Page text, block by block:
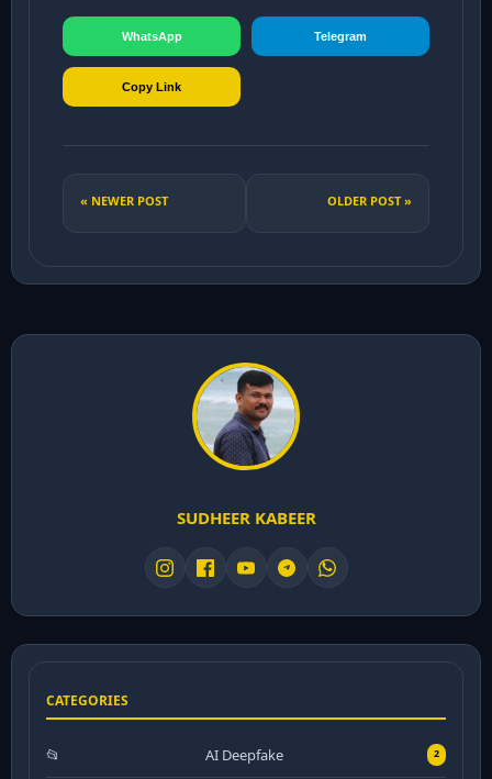
WhatsApp Telegram
Copy Link
« NEWER POST OLDER POST »
SUDHEER KABEER
CATEGORIES
AI Deepfake 2